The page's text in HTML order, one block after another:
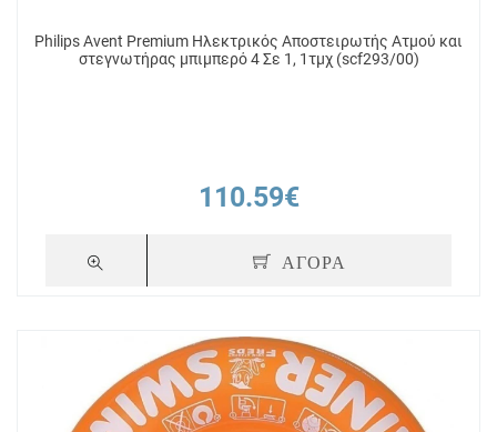
Philips Avent Premium Ηλεκτρικός Αποστειρωτής Ατμού και
στεγνωτήρας μπιμπερό 4 Σε 1, 1τμχ (scf293/00)
110.59€
ΑΓΟΡΑ